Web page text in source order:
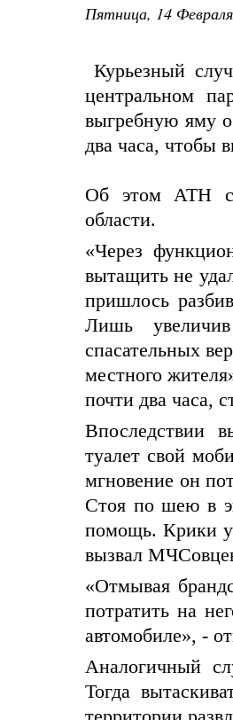
Пятница, 14
Курьезный
центральном
выгребную яму
два часа, чтобы
Об этом АТН
области.
«Через
вытащить не
пришлось
Лишь
спасательных
местного
почти два часа,
Впоследствии
туалет свой
мгновение он
Стоя по шею в
помощь. Крики
вызвал
«Отмывая
потратить на
автомобиле», -
Аналогичный
Тогда